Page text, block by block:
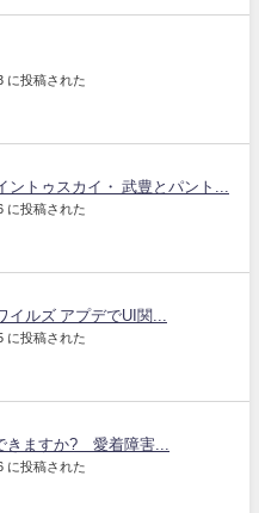
に投稿された
ントゥスカイ・ 武豊とパント...
に投稿された
イルズ アプデでUI関...
に投稿された
きますか? 愛着障害...
に投稿された